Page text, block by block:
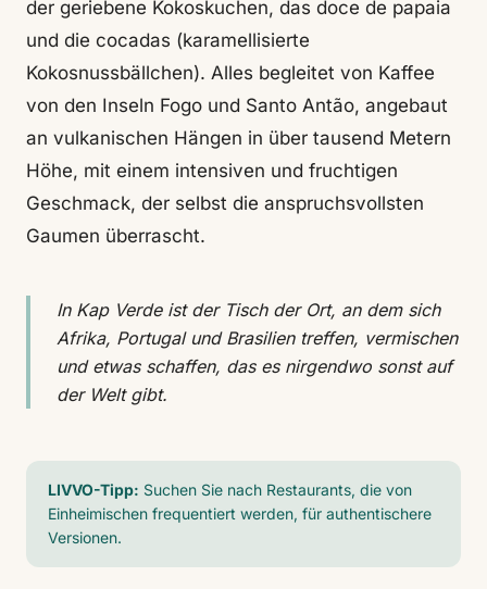
der geriebene Kokoskuchen, das doce de papaia
und die cocadas (karamellisierte
Kokosnussbällchen). Alles begleitet von Kaffee
von den Inseln Fogo und Santo Antão, angebaut
an vulkanischen Hängen in über tausend Metern
Höhe, mit einem intensiven und fruchtigen
Geschmack, der selbst die anspruchsvollsten
Gaumen überrascht.
In Kap Verde ist der Tisch der Ort, an dem sich
Afrika, Portugal und Brasilien treffen, vermischen
und etwas schaffen, das es nirgendwo sonst auf
der Welt gibt.
LIVVO-Tipp: Suchen Sie nach Restaurants, die von
Einheimischen frequentiert werden, für authentischere
Versionen.